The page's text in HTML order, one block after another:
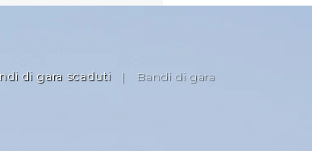
di gara scaduti | Bandi di gara